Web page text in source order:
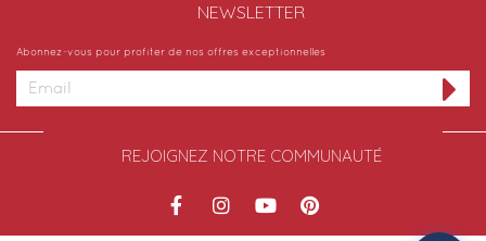
NEWSLETTER​
Abonnez-vous pour profiter de nos offres exceptionnelles
REJOIGNEZ NOTRE COMMUNAUTÉ